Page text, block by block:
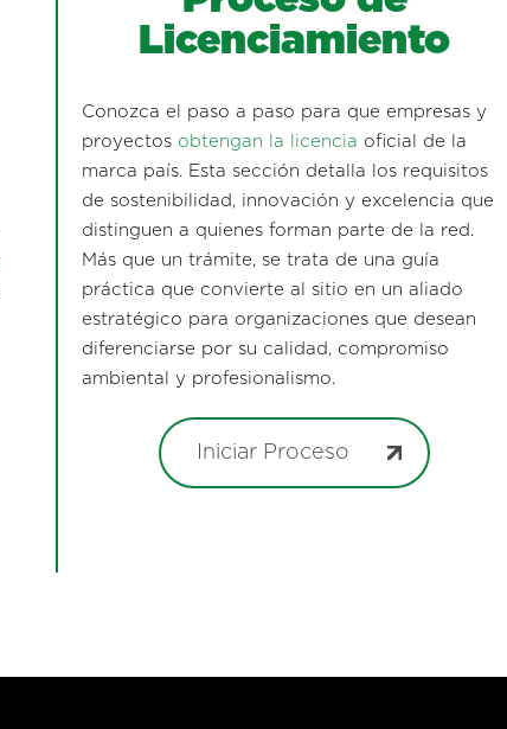
Licenciamiento
Conozca el paso a paso para que empresas y
proyectos obtengan la licencia oficial de la
marca país. Esta sección detalla los requisitos
de sostenibilidad, innovación y excelencia que
distinguen a quienes forman parte de la red.
Más que un trámite, se trata de una guía
práctica que convierte al sitio en un aliado
estratégico para organizaciones que desean
diferenciarse por su calidad, compromiso
ambiental y profesionalismo.
Iniciar Proceso